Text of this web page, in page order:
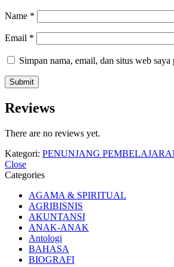
Name *
Email *
Simpan nama, email, dan situs web
Reviews
There are no reviews yet.
Kategori: PENUNJANG
Close
Categories
AGAMA & SPIRITUAL
AGRIBISNIS
AKUNTANSI
ANAK-ANAK
Antologi
BAHASA
BIOGRAFI